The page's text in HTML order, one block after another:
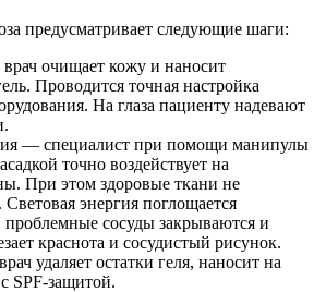
предусматривает следующие шаги:
очищает кожу и наносит
Проводится точная настройка
На глаза пациенту надевают
— специалист при помощи манипулы
точно воздействует на
При этом здоровые ткани не
энергия поглощается
проблемные сосуды закрываются и
краснота и сосудистый рисунок.
удаляет остатки геля, наносит на
SPF-защитой.